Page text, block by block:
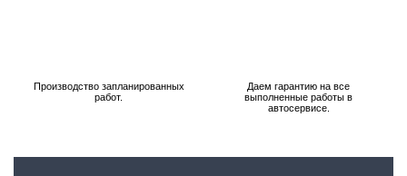
Производство запланированных
работ.
Даем гарантию на все
выполненные работы в
автосервисе.